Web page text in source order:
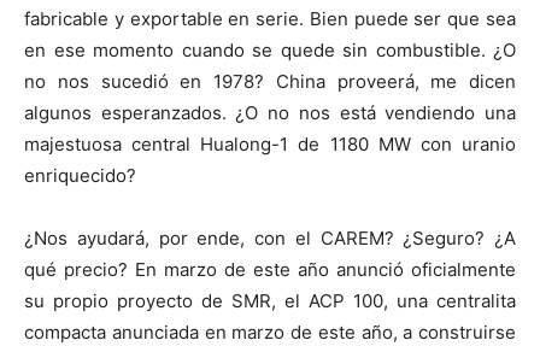
fabricable y exportable en serie. Bien puede ser que sea
en ese momento cuando se quede sin combustible. ¿O
no nos sucedió en 1978? China proveerá, me dicen
algunos esperanzados. ¿O no nos está vendiendo una
majestuosa central Hualong-1 de 1180 MW con uranio
enriquecido?
¿Nos ayudará, por ende, con el CAREM? ¿Seguro? ¿A
qué precio? En marzo de este año anunció oficialmente
su propio proyecto de SMR, el ACP 100, una centralita
compacta anunciada en marzo de este año, a construirse